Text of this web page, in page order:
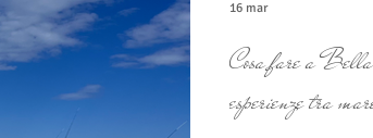
Cosa fare a
esperienze tra
16 mar